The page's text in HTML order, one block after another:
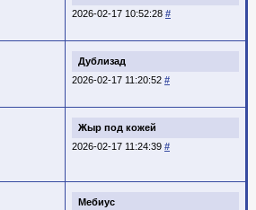
2026-02-17 10:52:28 #
Дублизад
2026-02-17 11:20:52 #
Жыр под кожей
2026-02-17 11:24:39 #
Мебиус